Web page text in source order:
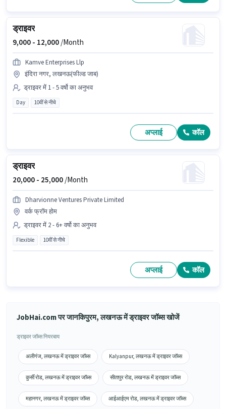
ड्राइवर
9,000 - 12,000/Month
Kamve Enterprises Llp
इंदिरा नगर, लखनऊ(फील्ड जाब)
ड्राइवर में 1 - 5 वर्षो का अनुभव
Day 10वीं से नीचे
अप्लाई कॉल
ड्राइवर
20,000 - 25,000/Month
Dharvionne Ventures Private Limited
वर्क फ्रॉम होम
ड्राइवर में 2 - 6+ वर्षो का अनुभव
Flexible 10वीं से नीचे
अप्लाई कॉल
JobHai.com पर जानकिपुरम, लखनऊ में ड्राइवर जॉब्स खोजें
ड्राइवर जॉब्स नियरबाय
अलीगंज, लखनऊ में ड्राइवर जॉब्स Kalyanpur, लखनऊ में ड्राइवर जॉब्स
कुर्सी रोड, लखनऊ में ड्राइवर जॉब्स सीतापुर रोड, लखनऊ में ड्राइवर जॉब्स
महानगर, लखनऊ में ड्राइवर जॉब्स आईआईएम रोड, लखनऊ में ड्राइवर जॉब्स